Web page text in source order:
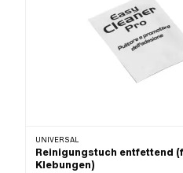
UNIVERSAL
Reinigungstuch entfettend
Klebungen)